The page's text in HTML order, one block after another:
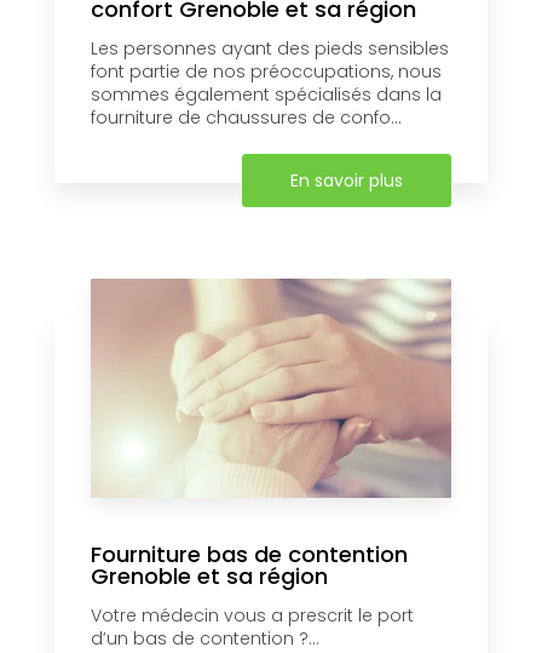
confort Grenoble et sa région
Les personnes ayant des pieds sensibles
font partie de nos préoccupations, nous
sommes également spécialisés dans la
fourniture de chaussures de confo...
En savoir plus
Fourniture bas de contention
Grenoble et sa région
Votre médecin vous a prescrit le port
d’un bas de contention ?...